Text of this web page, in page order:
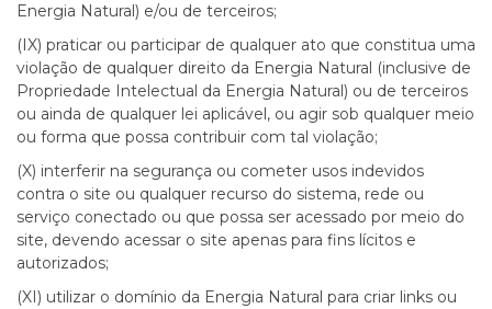
Energia Natural) e/ou de terceiros;
(IX) praticar ou participar de qualquer ato que constitua uma
violação de qualquer direito da Energia Natural (inclusive de
Propriedade Intelectual da Energia Natural) ou de terceiros
ou ainda de qualquer lei aplicável, ou agir sob qualquer meio
ou forma que possa contribuir com tal violação;
(X) interferir na segurança ou cometer usos indevidos
contra o site ou qualquer recurso do sistema, rede ou
serviço conectado ou que possa ser acessado por meio do
site, devendo acessar o site apenas para fins lícitos e
autorizados;
(XI) utilizar o domínio da Energia Natural para criar links ou